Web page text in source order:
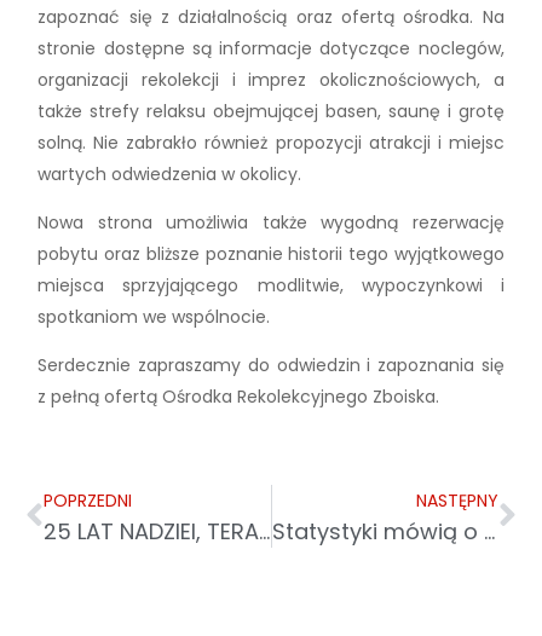
zapoznać się z działalnością oraz ofertą ośrodka. Na
stronie dostępne są informacje dotyczące noclegów,
organizacji rekolekcji i imprez okolicznościowych, a
także strefy relaksu obejmującej basen, saunę i grotę
solną. Nie zabrakło również propozycji atrakcji i miejsc
wartych odwiedzenia w okolicy.
Nowa strona umożliwia także wygodną rezerwację
pobytu oraz bliższe poznanie historii tego wyjątkowego
miejsca sprzyjającego modlitwie, wypoczynkowi i
spotkaniom we wspólnocie.
Serdecznie zapraszamy do odwiedzin i zapoznania się
z pełną ofertą Ośrodka Rekolekcyjnego Zboiska.
POPRZEDNI
25 LAT NADZIEI, TERAPII I WSPÓLNOTY. JUBILEUSZ WARSZTATU TERAPII ZAJĘCIOWEJ CARITAS W LEŻAJSKU
NASTĘPNY
Statystyki mówią o sukcesie, seniorzy liczą każdy grosz – prawdziwe oblicze ubóstwa seniorów w Polsce